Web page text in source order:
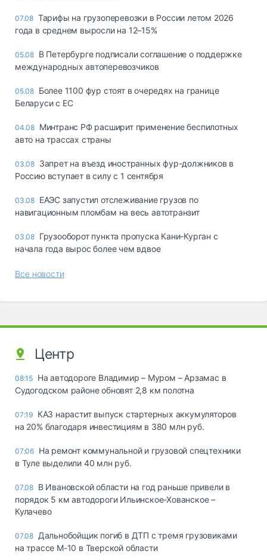
07.08 Тарифы на грузоперевозки в России летом 2026
года в среднем выросли на 12–15%
05.08 В Петербурге подписали соглашение о поддержке
международных автоперевозчиков
05.08 Более 1100 фур стоят в очередях на границе
Беларуси с ЕС
04.08 Минтранс РФ расширит применение беспилотных
авто на трассах страны
03.08 Запрет на въезд иностранных фур-должников в
Россию вступает в силу с 1 сентября
03.08 ЕАЭС запустил отслеживание грузов по
навигационным пломбам на весь автотранзит
03.08 Грузооборот пункта пропуска Кани-Курган с
начала года вырос более чем вдвое
Все новости
Центр
08:15 На автодороге Владимир – Муром – Арзамас в
Судогодском районе обновят 2,8 км полотна
07:19 КАЗ нарастит выпуск стартерных аккумуляторов
на 20% благодаря инвестициям в 380 млн руб.
07:06 На ремонт коммунальной и грузовой спецтехники
в Туле выделили 40 млн руб.
07.08 В Ивановской области на год раньше привели в
порядок 5 км автодороги Ильинское-Хованское –
Кулачево
07.08 Дальнобойщик погиб в ДТП с тремя грузовиками
на трассе М-10 в Тверской области